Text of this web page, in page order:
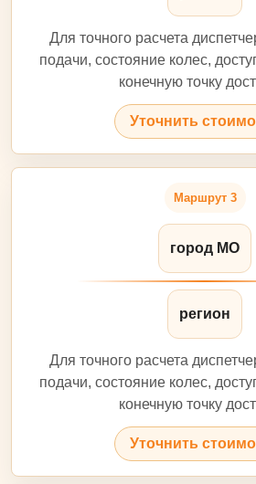
Для точного расчета
подачи, состояние колес,
конечную точку
Уточнить
Маршрут 3
город МО
регион
Для точного расчета
подачи, состояние колес,
конечную точку
Уточнить